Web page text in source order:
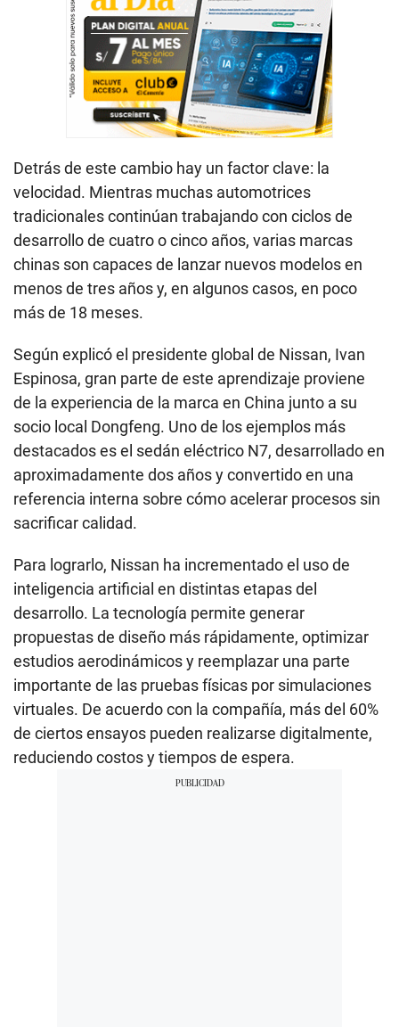
Detrás de este cambio hay un factor clave: la
velocidad. Mientras muchas automotrices
tradicionales continúan trabajando con ciclos de
desarrollo de cuatro o cinco años, varias marcas
chinas son capaces de lanzar nuevos modelos en
menos de tres años y, en algunos casos, en poco
más de 18 meses.
Según explicó el presidente global de Nissan, Ivan
Espinosa, gran parte de este aprendizaje proviene
de la experiencia de la marca en China junto a su
socio local Dongfeng. Uno de los ejemplos más
destacados es el sedán eléctrico N7, desarrollado en
aproximadamente dos años y convertido en una
referencia interna sobre cómo acelerar procesos sin
sacrificar calidad.
Para lograrlo, Nissan ha incrementado el uso de
inteligencia artificial en distintas etapas del
desarrollo. La tecnología permite generar
propuestas de diseño más rápidamente, optimizar
estudios aerodinámicos y reemplazar una parte
importante de las pruebas físicas por simulaciones
virtuales. De acuerdo con la compañía, más del 60%
de ciertos ensayos pueden realizarse digitalmente,
reduciendo costos y tiempos de espera.